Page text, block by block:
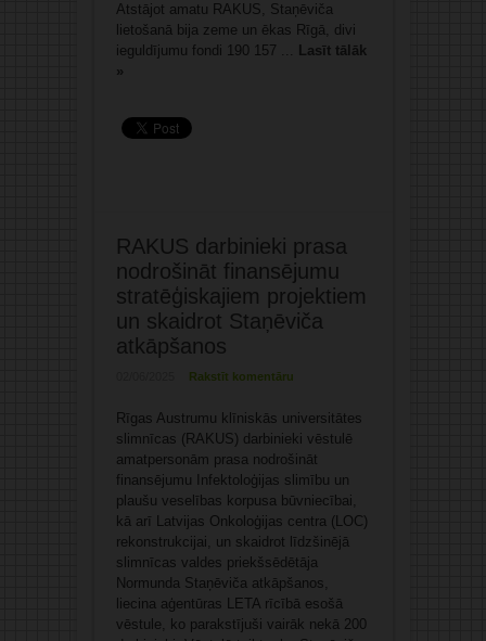
Atstājot amatu RAKUS, Staņēviča
lietošanā bija zeme un ēkas Rīgā, divi
ieguldījumu fondi 190 157 ... Lasīt tālāk
»
RAKUS darbinieki prasa
nodrošināt finansējumu
stratēģiskajiem projektiem
un skaidrot Staņēviča
atkāpšanos
Rakstīt komentāru
Rīgas Austrumu klīniskās universitātes
slimnīcas (RAKUS) darbinieki vēstulē
amatpersonām prasa nodrošināt
finansējumu Infektoloģijas slimību un
plaušu veselības korpusa būvniecībai,
kā arī Latvijas Onkoloģijas centra (LOC)
rekonstrukcijai, un skaidrot līdzšinējā
slimnīcas valdes priekšsēdētāja
Normunda Staņēviča atkāpšanos,
liecina aģentūras LETA rīcībā esošā
vēstule, ko parakstījuši vairāk nekā 200